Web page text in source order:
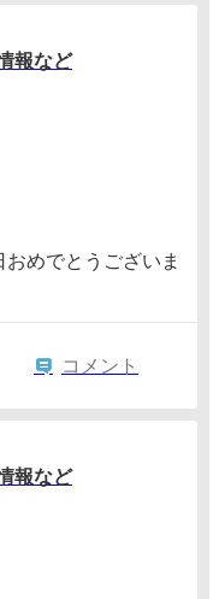
報など
めでとうございま
コメント
報など